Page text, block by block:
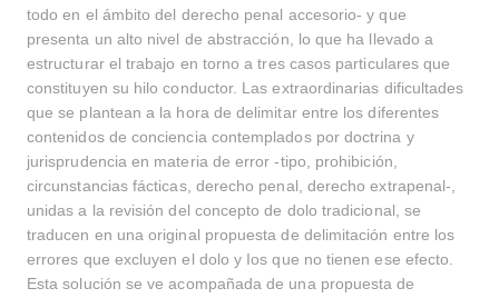
todo en el ámbito del derecho penal accesorio- y que
presenta un alto nivel de abstracción, lo que ha llevado a
estructurar el trabajo en torno a tres casos particulares que
constituyen su hilo conductor. Las extraordinarias dificultades
que se plantean a la hora de delimitar entre los diferentes
contenidos de conciencia contemplados por doctrina y
jurisprudencia en materia de error -tipo, prohibición,
circunstancias fácticas, derecho penal, derecho extrapenal-,
unidas a la revisión del concepto de dolo tradicional, se
traducen en una original propuesta de delimitación entre los
errores que excluyen el dolo y Ios que no tienen ese efecto.
Esta solución se ve acompañada de una propuesta de